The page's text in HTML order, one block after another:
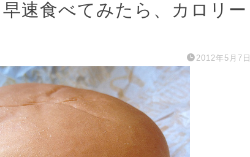
速食べてみたら、カロリー
2012年5月7日